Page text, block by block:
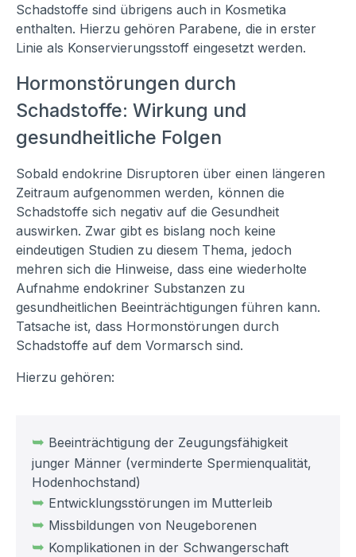
Schadstoffe sind übrigens auch in Kosmetika
enthalten. Hierzu gehören Parabene, die in erster
Linie als Konservierungsstoff eingesetzt werden.
Hormonstörungen durch
Schadstoffe: Wirkung und
gesundheitliche Folgen
Sobald endokrine Disruptoren über einen längeren
Zeitraum aufgenommen werden, können die
Schadstoffe sich negativ auf die Gesundheit
auswirken. Zwar gibt es bislang noch keine
eindeutigen Studien zu diesem Thema, jedoch
mehren sich die Hinweise, dass eine wiederholte
Aufnahme endokriner Substanzen zu
gesundheitlichen Beeinträchtigungen führen kann.
Tatsache ist, dass Hormonstörungen durch
Schadstoffe auf dem Vormarsch sind.
Hierzu gehören:
➥ Beeinträchtigung der Zeugungsfähigkeit
junger Männer (verminderte Spermienqualität,
Hodenhochstand)
➥ Entwicklungsstörungen im Mutterleib
➥ Missbildungen von Neugeborenen
➥ Komplikationen in der Schwangerschaft